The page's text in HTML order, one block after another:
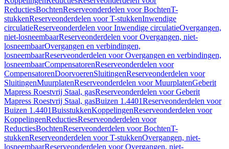
ReductiesBochtenReserveonderdelen voor BochtenT-
stukkenReserveonderdelen voor T-stukkenInwendige
circulatieReserveonderdelen voor Inwendige circulatieOvergangen,
niet-losneembaarReserveonderdelen voor Overgangen, niet-
losneembaarOvergangen en verbindingen,
losneembaarReserveonderdelen voor Overgangen en verbindingen,
losneembaarCompensatorenReserveonderdelen voor
CompensatorenDoorvoerenSluitingenReserveonderdelen voor
SluitingenMuurplatenReserveonderdelen voor MuurplatenGeberit
Mapress Roestvrij Staal, gasReserveonderdelen voor Geberit
Mapress Roestvrij Staal, gasBuizen 1.4401Reserveonderdelen voor
Buizen 1.4401BuisstukkenKoppelingenReserveonderdelen voor
KoppelingenReductiesReserveonderdelen voor
ReductiesBochtenReserveonderdelen voor BochtenT-
stukkenReserveonderdelen voor T-stukkenOvergangen, niet-
losneembaarReserveonderdelen voor Overgangen, niet-